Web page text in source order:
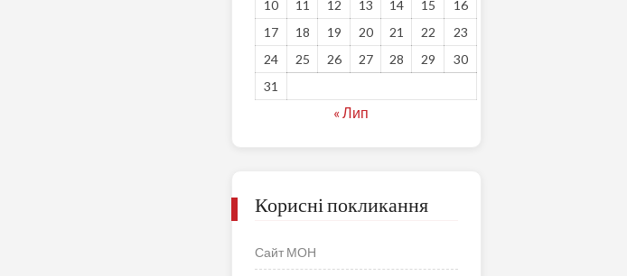
10
11 12 13 14 15
16
17
18 19 20 21 22
23
24
25 26 27 28 29
30
31
« Лип
Корисні покликання
Сайт МОН